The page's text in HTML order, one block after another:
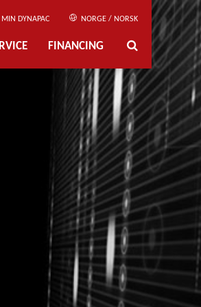
MIN DYNAPAC NORGE / NORSK
FINANCING